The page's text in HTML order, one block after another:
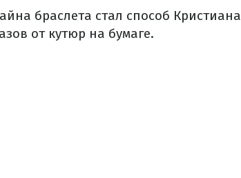
браслета стал способ Кристиана
от кутюр на бумаге.